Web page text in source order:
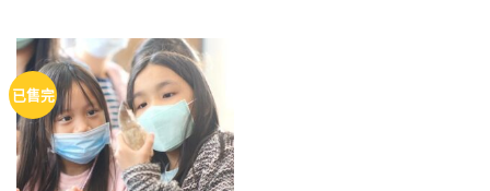
NT$8,800
到
NT$11,680
已售完